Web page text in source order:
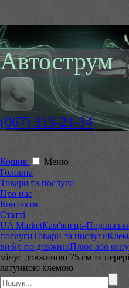
Автострум
(067) 313-21-34
Кошик
Меню
Головна
Товари та послуги
Про нас
Контакти
Статті
UA MarketКам'янець-
послугиТовари та послуги
вибір по довжиніПлюс або
мінус довжиною 75 см та
латунною клемою